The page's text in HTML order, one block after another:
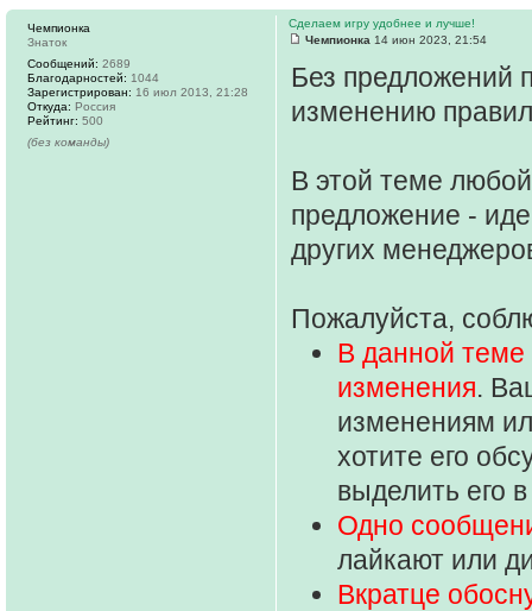
Сделаем игру удобнее и лучше!
Чемпионка 14 июн 2023, 21:54
Без предложений
изменению
В этой теме
предложение -
других
Пожалуйста,
В данной теме
изменения.
изменениям
хотите его
выделить его
Одно
лайкают или
Вкратце
Чемпионка
Знаток
Сообщений: 2689
Благодарностей: 1044
Зарегистрирован: 16 июл 2013, 21:28
Откуда: Россия
Рейтинг: 500
(без команды)